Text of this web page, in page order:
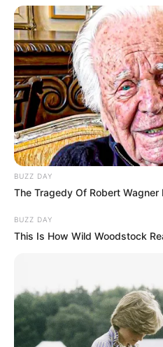
BUZZ DAY
The Tragedy Of Robert Wagner
BUZZ DAY
This Is How Wild Woodstock